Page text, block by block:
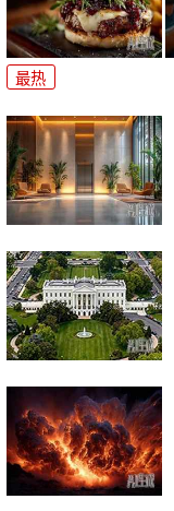
最热